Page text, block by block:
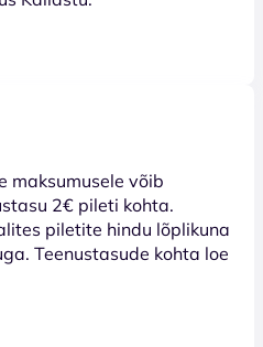
maksumusele võib
2€ pileti kohta.
piletite hindu lõplikuna
Teenustasude kohta loe